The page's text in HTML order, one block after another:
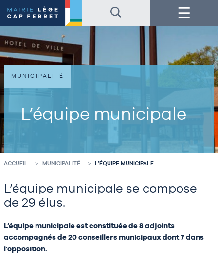
au
contenu
de
la
page
au
pied
de
page
Menu
L’équipe municipale
MUNICIPALITÉ
ACCUEIL MUNICIPALITÉ L’ÉQUIPE MUNICIPALE
L’équipe municipale se compose
de 29 élus.
L’équipe municipale est constituée de 8 adjoints
accompagnés de 20 conseillers municipaux dont 7 dans
l’opposition.